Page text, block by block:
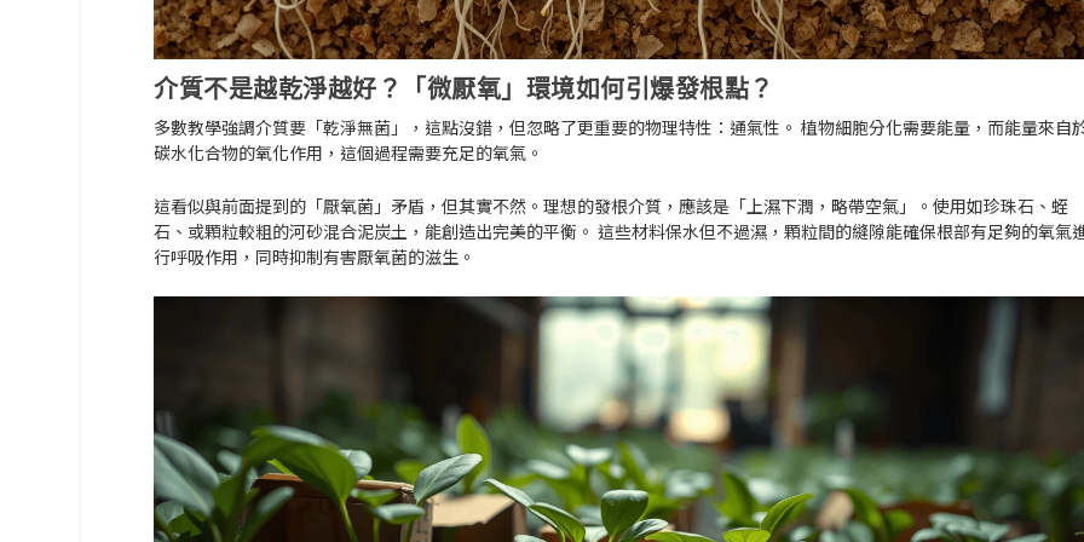
介質不是越乾淨越好？「微厭氧」環境如何引爆發根點？
多數教學強調介質要「乾淨無菌」，這點沒錯，但忽略了更重要的物理特性 ：通氣性 。 植物細胞分化需要能量，而能量來自
碳水化合物的氧化作用，這個過程需要充足的氧氣。
這看似與前面提到的「厭氧菌」矛盾，但其實不然。理想的發根介質，應該是「上濕下潤，略帶空氣」。使用如珍珠石、蛭
石、或顆粒較粗的河砂混合泥炭土，能創造出完美的平衡。 這些材料保水但不過濕，顆粒間的縫隙能確保根部有足夠的氧氣
行呼吸作用，同時抑制有害厭氧菌的滋生。